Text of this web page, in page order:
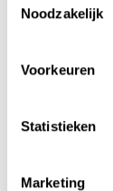
Noodzakelijk
Voorkeuren
Statistieken
Marketing